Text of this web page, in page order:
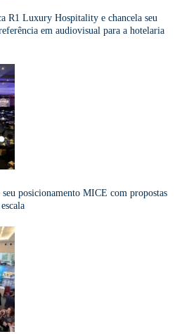
R1 Luxury Hospitality e chancela seu
em audiovisual para a hotelaria
posicionamento MICE com propostas